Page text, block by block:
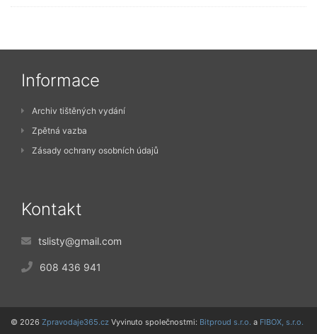
Informace
Archiv tištěných vydání
Zpětná vazba
Zásady ochrany osobních údajů
Kontakt
tslisty@gmail.com
608 436 941
© 2026 Zpravodaje365.cz Vyvinuto společnostmi: Bitproud s.r.o. a FIBOX, s.r.o.